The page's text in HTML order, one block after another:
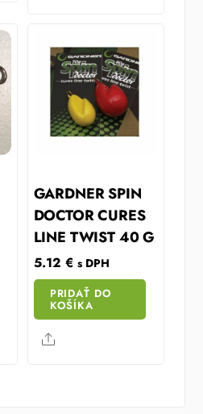
GARDNER SPIN
DOCTOR CURES
LINE TWIST 40 G
5.12 € s DPH
PRIDAŤ DO
KOŠÍKA
Share